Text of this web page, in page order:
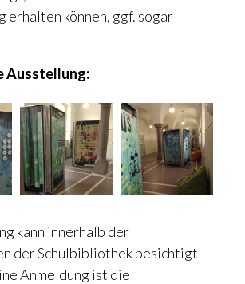
erhalten können, ggf. sogar
Ausstellung:
kann innerhalb der
der Schulbibliothekbesichtigt
Anmeldung ist die